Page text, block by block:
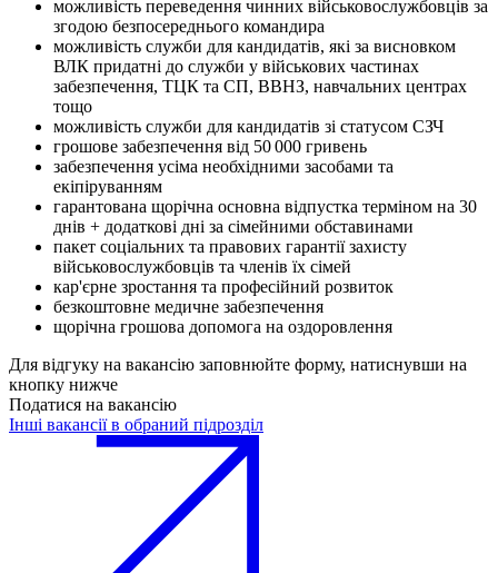
можливість переведення чинних військовослужбовців за
згодою безпосереднього командира
можливість служби для кандидатів, які за висновком
ВЛК придатні до служби у військових частинах
забезпечення, ТЦК та СП, ВВНЗ, навчальних центрах
тощо
можливість служби для кандидатів зі статусом СЗЧ
грошове забезпечення від 50 000 гривень
забезпечення усіма необхідними засобами та
екіпіруванням
гарантована щорічна основна відпустка терміном на 30
днів + додаткові дні за сімейними обставинами
пакет соціальних та правових гарантії захисту
військовослужбовців та членів їх сімей
кар'єрне зростання та професійний розвиток
безкоштовне медичне забезпечення
щорічна грошова допомога на оздоровлення
Для відгуку на вакансію заповнюйте форму, натиснувши на
кнопку нижче
Податися на вакансію
Інші вакансії в обраний підрозділ